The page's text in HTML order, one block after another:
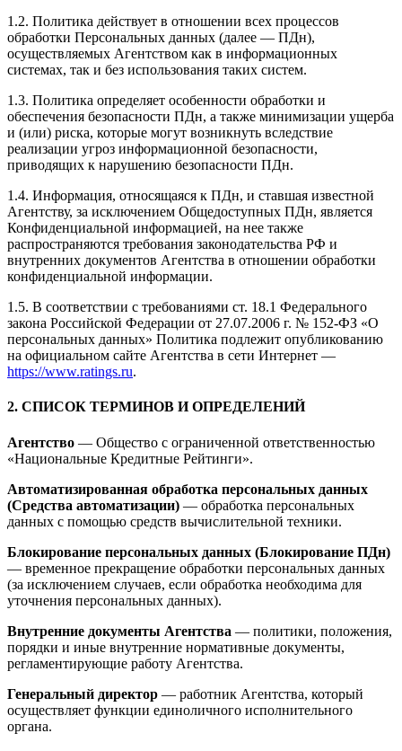
1.2. Политика действует в отношении всех процессов
обработки Персональных данных (далее — ПДн),
осуществляемых Агентством как в информационных
системах, так и без использования таких систем.
1.3. Политика определяет особенности обработки и
обеспечения безопасности ПДн, а также минимизации ущерба
и (или) риска, которые могут возникнуть вследствие
реализации угроз информационной безопасности,
приводящих к нарушению безопасности ПДн.
1.4. Информация, относящаяся к ПДн, и ставшая известной
Агентству, за исключением Общедоступных ПДн, является
Конфиденциальной информацией, на нее также
распространяются требования законодательства РФ и
внутренних документов Агентства в отношении обработки
конфиденциальной информации.
1.5. В соответствии с требованиями ст. 18.1 Федерального
закона Российской Федерации от 27.07.2006 г. № 152-ФЗ «О
персональных данных» Политика подлежит опубликованию
на официальном сайте Агентства в сети Интернет —
https://www.ratings.ru.
2. СПИСОК ТЕРМИНОВ И ОПРЕДЕЛЕНИЙ
Агентство — Общество с ограниченной ответственностью
«Национальные Кредитные Рейтинги».
Автоматизированная обработка персональных данных
(Средства автоматизации) — обработка персональных
данных с помощью средств вычислительной техники.
Блокирование персональных данных (Блокирование ПДн)
— временное прекращение обработки персональных данных
(за исключением случаев, если обработка необходима для
уточнения персональных данных).
Внутренние документы Агентства — политики, положения,
порядки и иные внутренние нормативные документы,
регламентирующие работу Агентства.
Генеральный директор — работник Агентства, который
осуществляет функции единоличного исполнительного
органа.